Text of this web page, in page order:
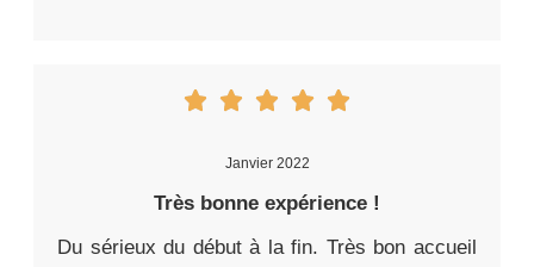
Janvier 2022
Très bonne expérience !
Du sérieux du début à la fin. Très bon accueil